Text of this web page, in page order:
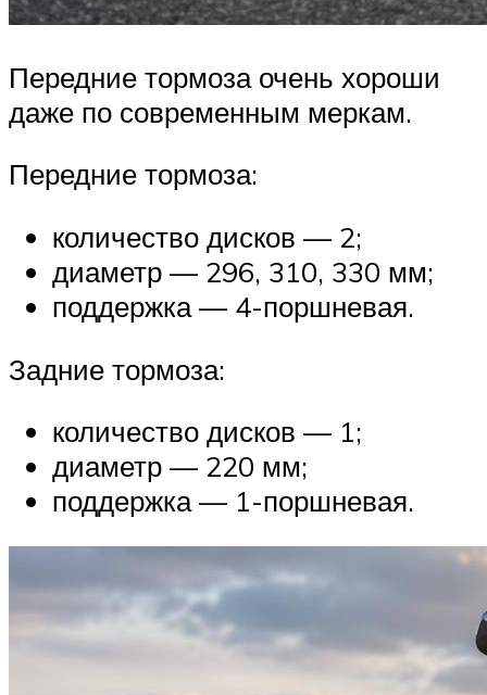
Передние тормоза очень хороши
даже по современным меркам.
Передние тормоза:
количество дисков — 2;
диаметр — 296, 310, 330 мм;
поддержка — 4-поршневая.
Задние тормоза:
количество дисков — 1;
диаметр — 220 мм;
поддержка — 1-поршневая.